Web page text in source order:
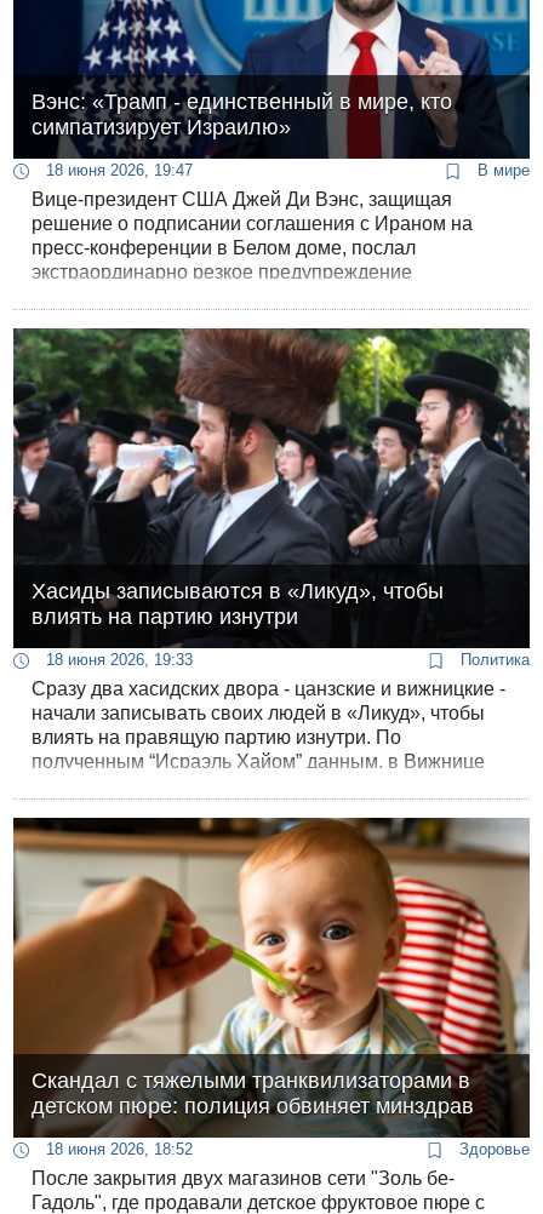
Вэнс: «Трамп - единственный в мире, кто
симпатизирует Израилю»
18 июня 2026, 19:47 В мире
Вице-президент США Джей Ди Вэнс, защищая
решение о подписании соглашения с Ираном на
пресс-конференции в Белом доме, послал
экстраординарно резкое предупреждение
Хасиды записываются в «Ликуд», чтобы
влиять на партию изнутри
18 июня 2026, 19:33 Политика
Сразу два хасидских двора - цанзские и вижницкие -
начали записывать своих людей в «Ликуд», чтобы
влиять на правящую партию изнутри. По
полученным “Исраэль Хайом” данным, в Вижнице
Скандал с тяжелыми транквилизаторами в
детском пюре: полиция обвиняет минздрав
18 июня 2026, 18:52 Здоровье
После закрытия двух магазинов сети "Золь бе-
Гадоль", где продавали детское фруктовое пюре с